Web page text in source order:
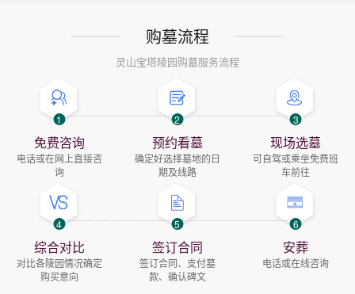
购墓流程
灵山宝塔陵园购墓服务流程
1
免费咨询
电话或在网上直接咨
询
2
预约看墓
确定好选择墓地的日
期及线路
3
现场选墓
可自驾或乘坐免费班
车前往
4
综合对比
对比各陵园情况确定
购买意向
5
签订合同
签订合同、支付墓
款、确认碑文
6
安葬
电话或在线咨询